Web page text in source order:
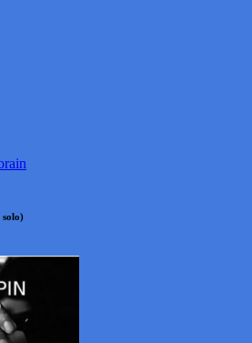
solo)